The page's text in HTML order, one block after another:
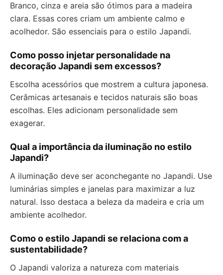
Branco, cinza e areia são ótimos para a madeira
clara. Essas cores criam um ambiente calmo e
acolhedor. São essenciais para o estilo Japandi.
Como posso injetar personalidade na
decoração Japandi sem excessos?
Escolha acessórios que mostrem a cultura japonesa.
Cerâmicas artesanais e tecidos naturais são boas
escolhas. Eles adicionam personalidade sem
exagerar.
Qual a importância da iluminação no estilo
Japandi?
A iluminação deve ser aconchegante no Japandi. Use
luminárias simples e janelas para maximizar a luz
natural. Isso destaca a beleza da madeira e cria um
ambiente acolhedor.
Como o estilo Japandi se relaciona com a
sustentabilidade?
O Japandi valoriza a natureza com materiais